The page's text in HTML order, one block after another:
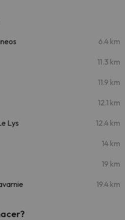
6.4 km
11.3 km
11.9 km
12.1 km
Lys 12.4 km
14 km
19 km
19.4 km